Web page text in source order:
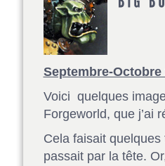
Septembre-Octobre
Voici quelques
Forgeworld, que j’ai
Cela faisait quelques
passait par la tête.